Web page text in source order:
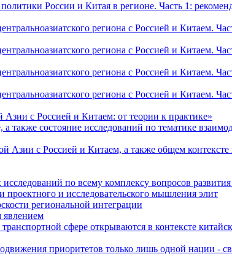
России и Китая в регионе. Часть 1:
региона с Россией и Китаем.
региона с Россией и Китаем.
региона с Россией и Китаем.
региона с Россией и Китаем.
с Россией и Китаем: от теории к практике»
состояние исследований по тематике
Азии с Россией и Китаем, а также общем
по всему комплексу вопросов
и исследовательского мышления элит
региональной интеграции
явлением
сфере открываются в контексте
приоритетов только лишь одной нации -